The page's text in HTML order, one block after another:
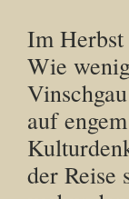
Im Herbst
Wie
auf
der Reise